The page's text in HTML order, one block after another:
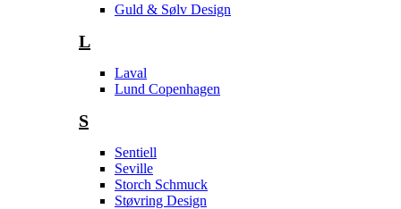
Guld & Sølv Design
L
Laval
Lund Copenhagen
S
Sentiell
Seville
Storch Schmuck
Støvring Design